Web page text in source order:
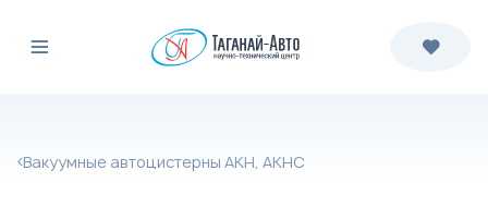
Вакуумные автоцистерны АКН, АКНС